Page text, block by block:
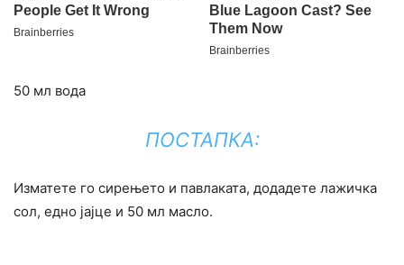
50 мл вода
ПОСТАПКА:
Изматете го сирењето и павлаката, додадете лажичка
сол, едно јајце и 50 мл масло.